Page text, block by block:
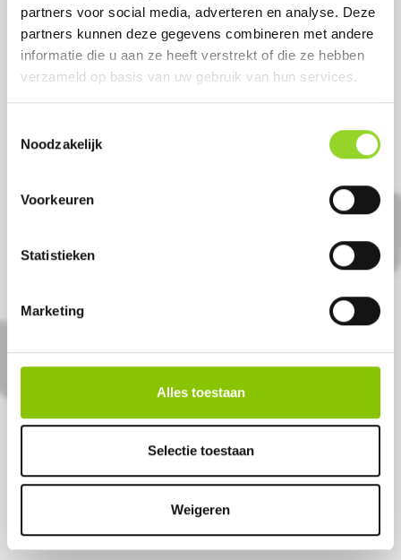
partners voor social media, adverteren en analyse. Deze
partners kunnen deze gegevens combineren met andere
informatie die u aan ze heeft verstrekt of die ze hebben
verzameld op basis van uw gebruik van hun services.
Noodzakelijk
Voorkeuren
Statistieken
Marketing
Alles toestaan
Selectie toestaan
Weigeren
TEQUILA SUNRISE
€ 149,-